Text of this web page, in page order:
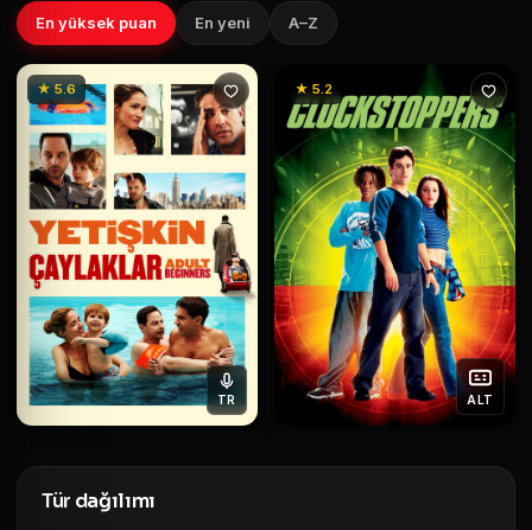
En yüksek puan En yeni A–Z
★ 5.6
TR
★ 5.2
ALT
Tür dağılımı